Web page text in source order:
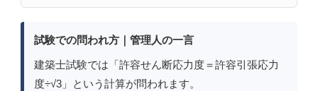
試験での問われ方｜管理人の一言
建築士試験では「許容せん断応力度＝許容引張応力
度÷√3」という計算が問われます。